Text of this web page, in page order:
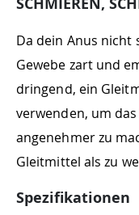
Da dein Anus
Gewebe zart und
dringend, ein
verwenden, um
angenehmer zu
Gleitmittel als zu
Spezifikationen